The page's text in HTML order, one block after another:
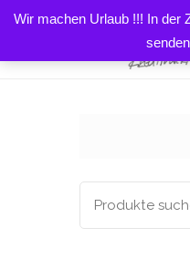
Wir machen Urlaub !!! In der